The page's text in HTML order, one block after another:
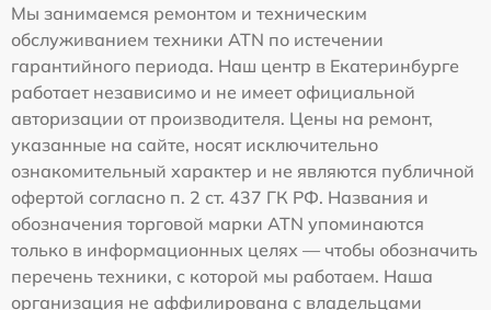
Мы занимаемся ремонтом и техническим
обслуживанием техники ATN по истечении
гарантийного периода. Наш центр в Екатеринбурге
работает независимо и не имеет официальной
авторизации от производителя. Цены на ремонт,
указанные на сайте, носят исключительно
ознакомительный характер и не являются публичной
офертой согласно п. 2 ст. 437 ГК РФ. Названия и
обозначения торговой марки ATN упоминаются
только в информационных целях — чтобы обозначить
перечень техники, с которой мы работаем. Наша
организация не аффилирована с владельцами